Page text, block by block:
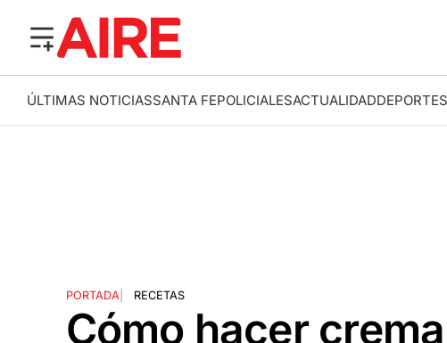
ÚLTIMAS NOTICIASSANTA FEPOLICIALESACTUALIDADDEPORTES
PORTADA| RECETAS
Cómo hacer